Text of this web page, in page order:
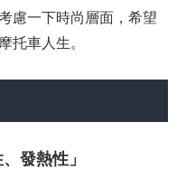
慮一下時尚層面，希望
托車人生。
發熱性」